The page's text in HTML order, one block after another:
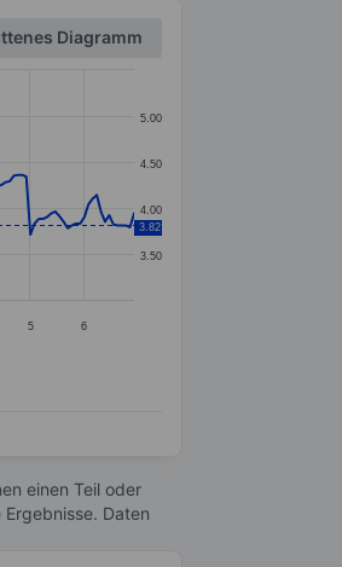
Diagramm
5 6
3.50
4.00
4.50
5.00
3.82
einen Teil oder
Daten